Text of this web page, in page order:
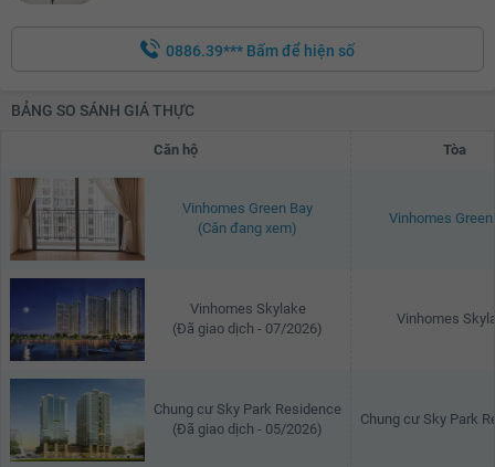
0886.39*** Bấm để hiện số
BẢNG SO SÁNH GIÁ THỰC
Căn hộ Tòa
Vinhomes Green Bay
(Căn đang xem)
Vinhomes Green
Vinhomes Skylake
(Đã giao dịch - 07/2026)
Vinhomes
Chung cư Sky Park Residence
(Đã giao dịch - 05/2026)
Chung cư Sky Park